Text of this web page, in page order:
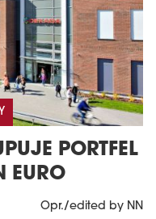
PORTFEL
EURO
Opr./edited by NN